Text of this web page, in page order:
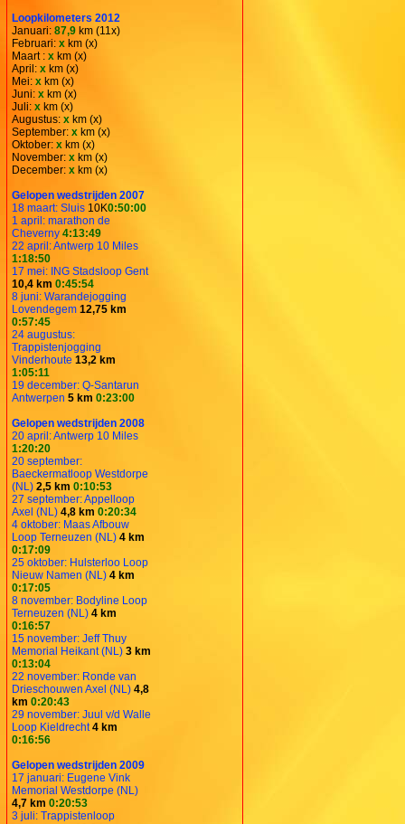
Loopkilometers 2012
Januari: 87,9 km (11x)
Februari: x km (x)
Maart : x km (x)
April: x km (x)
Mei: x km (x)
Juni: x km (x)
Juli: x km (x)
Augustus: x km (x)
September: x km (x)
Oktober: x km (x)
November: x km (x)
December: x km (x)
Gelopen wedstrijden 2007
18 maart: Sluis 10K0:50:00
1 april: marathon de
Cheverny 4:13:49
22 april: Antwerp 10 Miles
1:18:50
17 mei: ING Stadsloop Gent
10,4 km 0:45:54
8 juni: Warandejogging
Lovendegem 12,75 km
0:57:45
24 augustus:
Trappistenjogging
Vinderhoute 13,2 km
1:05:11
19 december: Q-Santarun
Antwerpen 5 km 0:23:00
Gelopen wedstrijden 2008
20 april: Antwerp 10 Miles
1:20:20
20 september:
Baeckermatloop Westdorpe
(NL) 2,5 km 0:10:53
27 september: Appelloop
Axel (NL) 4,8 km 0:20:34
4 oktober: Maas Afbouw
Loop Terneuzen (NL) 4 km
0:17:09
25 oktober: Hulsterloo Loop
Nieuw Namen (NL) 4 km
0:17:05
8 november: Bodyline Loop
Terneuzen (NL) 4 km
0:16:57
15 november: Jeff Thuy
Memorial Heikant (NL) 3 km
0:13:04
22 november: Ronde van
Drieschouwen Axel (NL) 4,8
km 0:20:43
29 november: Juul v/d Walle
Loop Kieldrecht4 km
0:16:56
Gelopen wedstrijden 2009
17 januari: Eugene Vink
Memorial Westdorpe (NL)
4,7 km 0:20:53
3 juli: Trappistenloop